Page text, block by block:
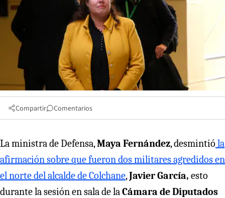
Compartir Comentarios
La ministra de Defensa,Maya Fernández, desmintió la
afirmación sobre que fueron dos militares agredidos en
el norte del alcalde de Colchane,Javier García, esto
durante la sesión en sala de laCámara de Diputados